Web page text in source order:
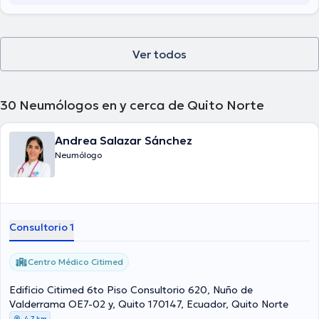
Ver todos
30 Neumólogos en y cerca de Quito Norte
Andrea Salazar Sánchez
Neumólogo
Consultorio 1
Centro Médico Citimed
Edificio Citimed 6to Piso Consultorio 620, Nuño de
Valderrama OE7-02 y, Quito 170147, Ecuador, Quito Norte